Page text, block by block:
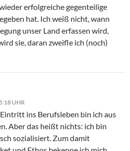
erfolgreiche gegenteilige
hat. Ich weiß nicht, wann
unser Land erfassen wird,
sie, daran zweifle ich (noch)
UHR
ins Berufsleben bin ich aus
Aber das heißt nichts: ich bin
sozialisiert. Zum damit